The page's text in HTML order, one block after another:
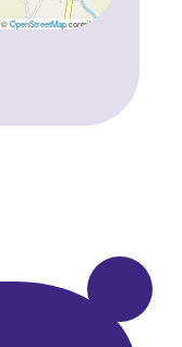
©OpenStreetMapcontributors